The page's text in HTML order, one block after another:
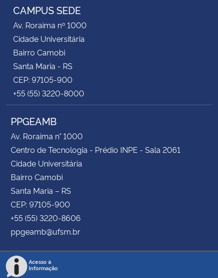
CAMPUS SEDE
Av. Roraima nº 1000
Cidade Universitária
Bairro Camobi
Santa Maria - RS
CEP: 97105-900
+55 (55) 3220-8000
PPGEAMB
Av. Roraima n° 1000
Centro de Tecnologia - Prédio INPE - Sala 2061
Cidade Universitária
Bairro Camobi
Santa Maria – RS
CEP: 97105-900
+55 (55) 3220-8606
ppgeamb@ufsm.br
Acesso à
Informação